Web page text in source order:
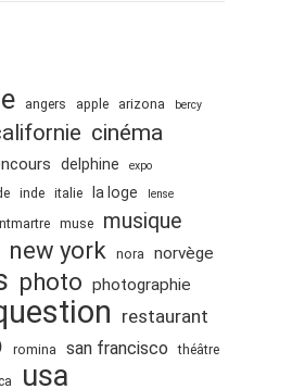
angers apple arizona bercy
cinéma
delphine expo
inde italie la loge lense
muse musique
new york nora norvège
photo photographie
restaurant
romina san francisco théâtre
usa